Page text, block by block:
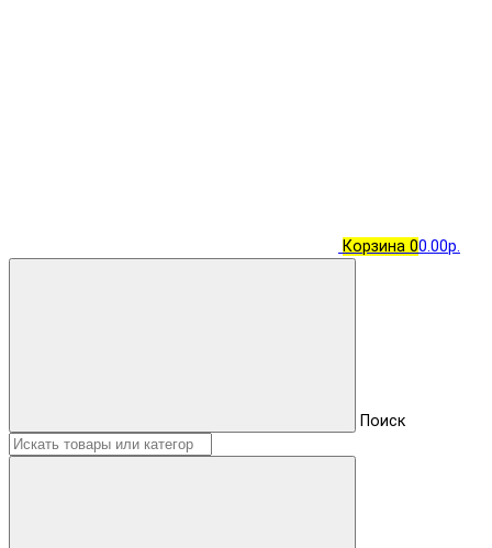
Корзина 00.00р.
Поиск